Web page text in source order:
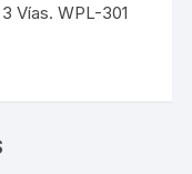
Vías. WPL-301